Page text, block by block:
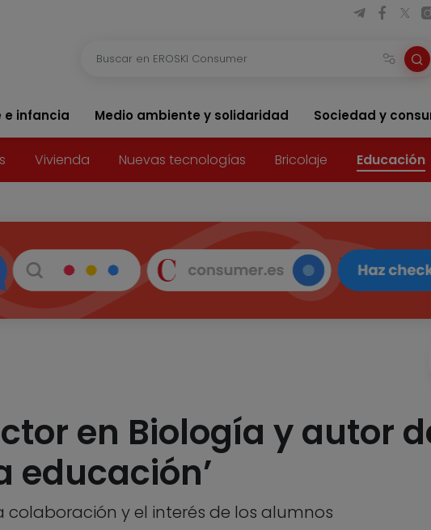
e infancia Medio ambiente y solidaridad Sociedad y
Vivienda Nuevas tecnologías Bricolaje Educación
en Biología y autor
educación’
y el interés de los alumnos